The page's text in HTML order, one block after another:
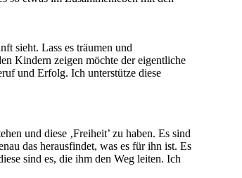
sieht. Lass es träumen und
Kindern zeigen möchte der eigentliche
und Erfolg. Ich unterstütze diese
und diese ‚Freiheit’ zu haben. Es sind
das herausfindet, was es für ihn ist. Es
sind es, die ihm den Weg leiten. Ich